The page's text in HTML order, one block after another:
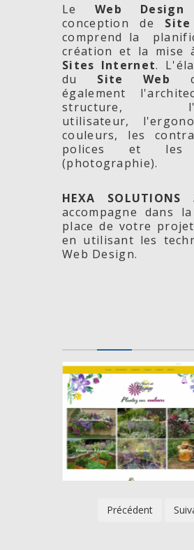
Le Web Design
conception de Site
comprend la
création et la mise
Sites Internet.
du Site Web
également
structure,
utilisateur,
couleurs, les
polices et les
(photographie).
HEXA SOLUTIONS
accompagne dans
place de votre
en utilisant les
Web Design.
Précédent